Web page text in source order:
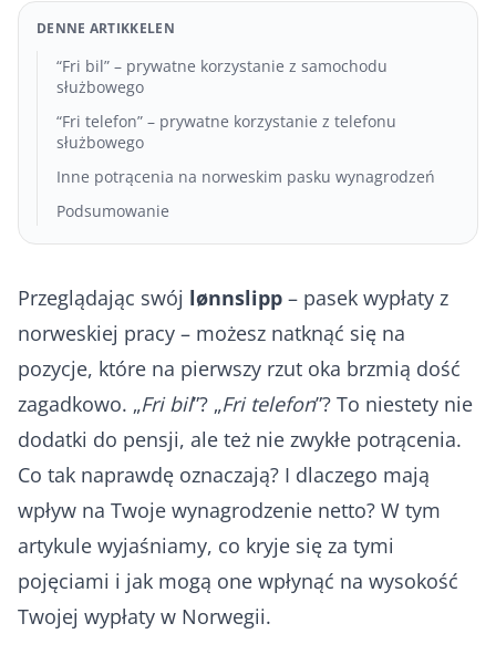
DENNE ARTIKKELEN
“Fri bil” – prywatne korzystanie z samochodu
służbowego
“Fri telefon” – prywatne korzystanie z telefonu
służbowego
Inne potrącenia na norweskim pasku wynagrodzeń
Podsumowanie
Przeglądając swój lønnslipp – pasek wypłaty z
norweskiej pracy – możesz natknąć się na
pozycje, które na pierwszy rzut oka brzmią dość
zagadkowo. „Fri bil”? „Fri telefon”? To niestety nie
dodatki do pensji, ale też nie zwykłe potrącenia.
Co tak naprawdę oznaczają? I dlaczego mają
wpływ na Twoje wynagrodzenie netto? W tym
artykule wyjaśniamy, co kryje się za tymi
pojęciami i jak mogą one wpłynąć na wysokość
Twojej wypłaty w Norwegii.